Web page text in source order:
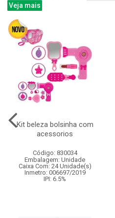
Veja mais
Kit beleza bolsinha com
acessorios
Código: 830034
Embalagem: Unidade
Caixa Com: 24 Unidade(s)
Inmetro: 006697/2019
IPI: 6.5%